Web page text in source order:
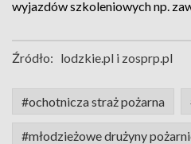
wyjazdów szkoleniowych np.
Źródło: lodzkie.pl i zosprp.pl
#ochotnicza straż pożarna
#młodzieżowe drużyny